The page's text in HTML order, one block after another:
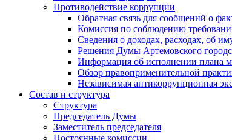
Противодействие коррупции
Обратная связь для сообщений о
Комиссия по соблюдению
Сведения о доходах, расходах, об
Решения Думы Артемовского
Информация об исполнении плана
Обзор правоприменительной
Независимая антикоррупционная
Состав и структура
Структура
Председатель Думы
Заместитель председателя
Постоянные комиссии